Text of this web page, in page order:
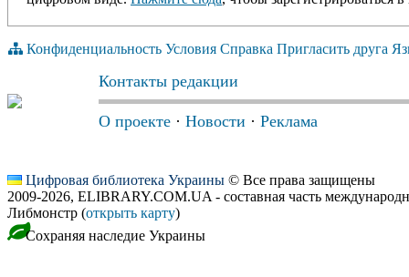
Конфиденциальность Условия Справка Пригласить друга
Контакты редакции
О проекте · Новости · Реклама
Цифровая библиотека Украины © Все права защищены
2009-2026, ELIBRARY.COM.UA - составная часть
Либмонстр (открыть карту)
Сохраняя наследие Украины